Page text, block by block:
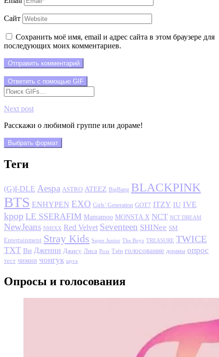
Сайт
Сохранить моё имя, email и адрес сайта в этом браузере для
последующих моих комментариев.
Отправить комментарий
Ответить с помощью GIF
Next post
Расскажи о любимой группе или дораме!
Выбрать формат
Теги
(G)I-DLE Aespa ASTRO ATEEZ BigBang BLACKPINK
BTS ENHYPEN EXO Girls’ Generation GOT7 ITZY IU IVE
kpop LE SSERAFIM Mamamoo MONSTA X NCT NCT DREAM
NewJeans NMIXX Red Velvet Seventeen SHINee SM
Entertainment Stray Kids Super Junior The Boyz TREASURE TWICE
TXT Ви Дженни Джису Лиса Розэ Тэён голосование дорамы опрос
тест чимин чонгук шуга
Опросы и голосования